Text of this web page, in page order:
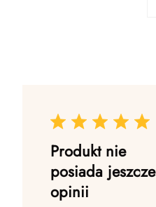
Produkt nie
posiada jeszcze
opinii